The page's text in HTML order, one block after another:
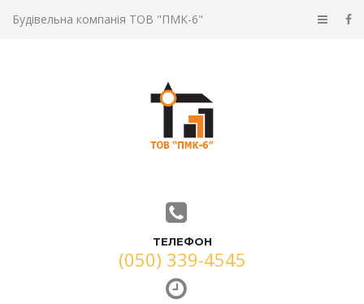
Будівельна компанія ТОВ "ПМК-6"
ТЕЛЕФОН
(050) 339-4545